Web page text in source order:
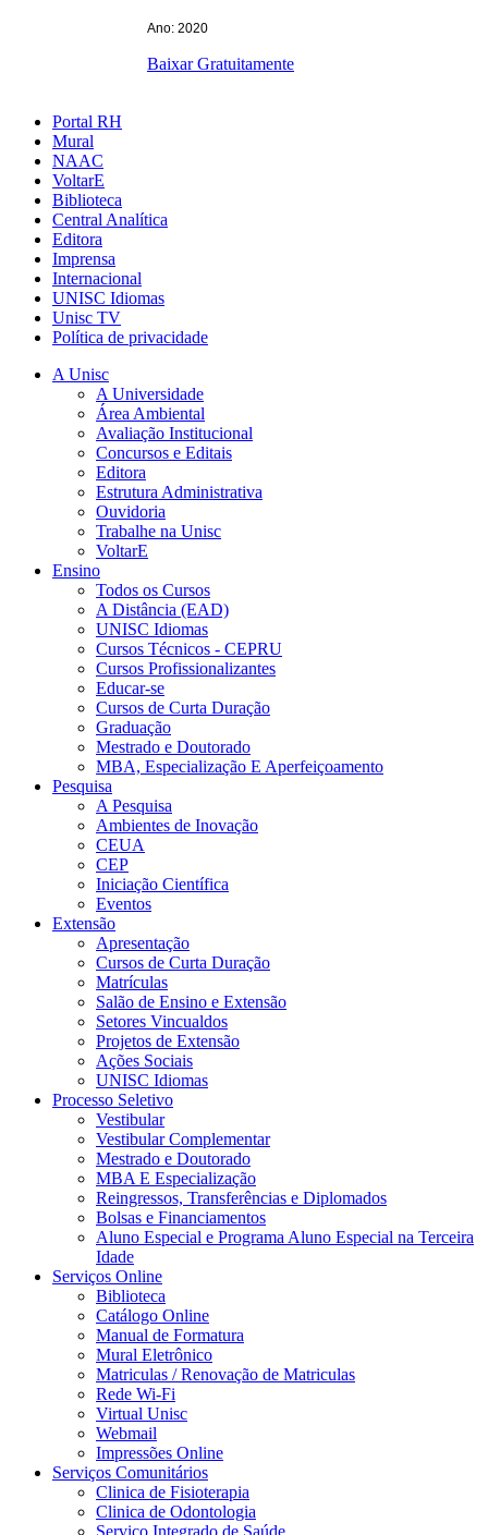
Ano: 2020
Baixar Gratuitamente
Portal RH
Mural
NAAC
VoltarE
Biblioteca
Central Analítica
Editora
Imprensa
Internacional
UNISC Idiomas
Unisc TV
Política de privacidade
A Unisc
A Universidade
Área Ambiental
Avaliação Institucional
Concursos e Editais
Editora
Estrutura Administrativa
Ouvidoria
Trabalhe na Unisc
VoltarE
Ensino
Todos os Cursos
A Distância (EAD)
UNISC Idiomas
Cursos Técnicos - CEPRU
Cursos Profissionalizantes
Educar-se
Cursos de Curta Duração
Graduação
Mestrado e Doutorado
MBA, Especialização E Aperfeiçoamento
Pesquisa
A Pesquisa
Ambientes de Inovação
CEUA
CEP
Iniciação Científica
Eventos
Extensão
Apresentação
Cursos de Curta Duração
Matrículas
Salão de Ensino e Extensão
Setores Vincualdos
Projetos de Extensão
Ações Sociais
UNISC Idiomas
Processo Seletivo
Vestibular
Vestibular Complementar
Mestrado e Doutorado
MBA E Especialização
Reingressos, Transferências e Diplomados
Bolsas e Financiamentos
Aluno Especial e Programa Aluno Especial na Terceira
Idade
Serviços Online
Biblioteca
Catálogo Online
Manual de Formatura
Mural Eletrônico
Matriculas / Renovação de Matriculas
Rede Wi-Fi
Virtual Unisc
Webmail
Impressões Online
Serviços Comunitários
Clinica de Fisioterapia
Clinica de Odontologia
Serviço Integrado de Saúde